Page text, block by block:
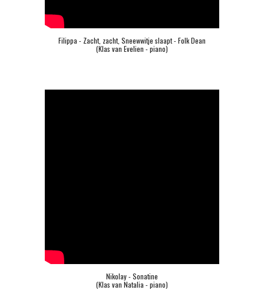
Filippa - Zacht, zacht, Sneewwitje slaapt - Folk Dean
(Klas van Evelien - piano)
Nikolay - Sonatine
(Klas van Natalia - piano)